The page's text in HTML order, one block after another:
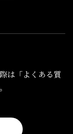
は「よくある質